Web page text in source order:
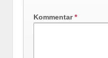
Kommentar*